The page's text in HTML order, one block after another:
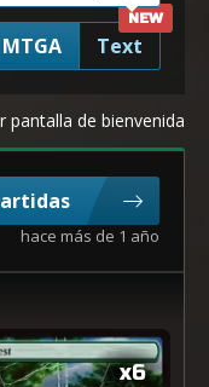
MTGA Text
pantalla de bienvenida
hace más de 1 año
x6